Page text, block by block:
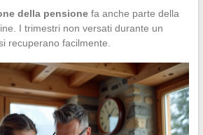
della pensionefa anche parte della
I trimestri non versati durante un
recuperano facilmente.